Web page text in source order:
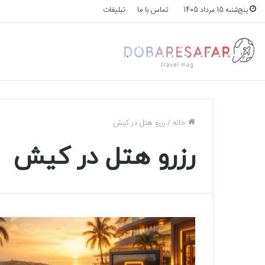
پنج‌شنبه 15 مرداد 1405 تماس با ما تبلیغات
خانه /رزرو هتل در کیش
رزرو هتل در کیش